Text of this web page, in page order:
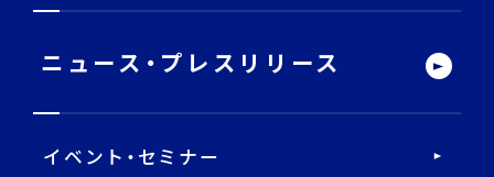
戦略・分析・実行 支援
DECA Marketing Agent
ニュース・ プレスリリース
イベント・セミナー